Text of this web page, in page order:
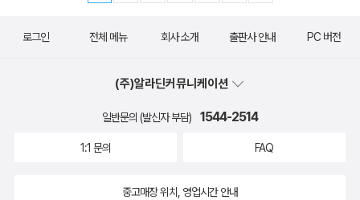
로그인 전체 메뉴 회사 소개 출판사 안내 PC 버전
(주)알라딘커뮤니케이션
일반문의 (발신자 부담) 1544-2514
1:1 문의 FAQ
중고매장 위치, 영업시간 안내